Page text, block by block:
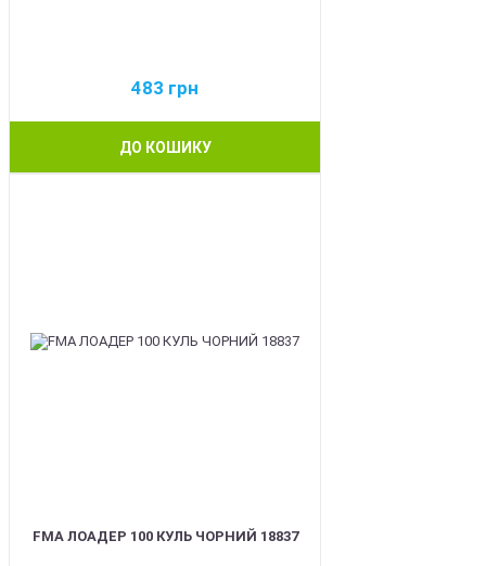
483 грн
ДО КОШИКУ
FMA ЛОАДЕР 100 КУЛЬ ЧОРНИЙ 18837